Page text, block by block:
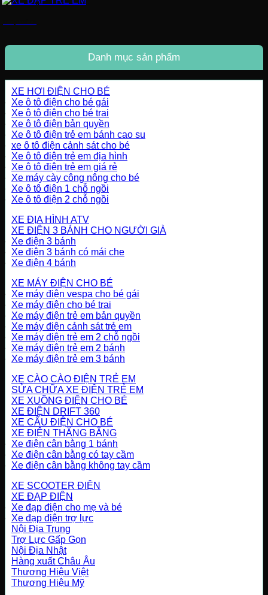
Danh mục sản phẩm
XE HƠI ĐIỆN CHO BÉ
Xe ô tô điện cho bé gái
Xe ô tô điện cho bé trai
Xe ô tô điện bản quyền
Xe ô tô điện trẻ em bánh cao su
xe ô tô điện cảnh sát cho bé
Xe ô tô điện trẻ em địa hình
Xe ô tô điện trẻ em giá rẻ
Xe máy cày công nông cho bé
Xe ô tô điện 1 chỗ ngồi
Xe ô tô điện 2 chỗ ngồi
XE ĐỊA HÌNH ATV
XE ĐIỆN 3 BÁNH CHO NGƯỜI GIÀ
Xe điện 3 bánh
Xe điện 3 bánh có mái che
Xe điện 4 bánh
XE MÁY ĐIỆN CHO BÉ
Xe máy điện vespa cho bé gái
Xe máy điện cho bé trai
Xe máy điện trẻ em bản quyền
Xe máy điện cảnh sát trẻ em
Xe máy điện trẻ em 2 chỗ ngồi
Xe máy điện trẻ em 2 bánh
Xe máy điện trẻ em 3 bánh
XE CÀO CÀO ĐIỆN TRẺ EM
SỬA CHỮA XE ĐIỆN TRẺ EM
XE XUỒNG ĐIỆN CHO BÉ
XE ĐIỆN DRIFT 360
XE CẨU ĐIỆN CHO BÉ
XE ĐIỆN THĂNG BẰNG
Xe điện cân bằng 1 bánh
Xe điện cân bằng có tay cầm
Xe điện cân bằng không tay cầm
XE SCOOTER ĐIỆN
XE ĐẠP ĐIỆN
Xe đạp điện cho mẹ và bé
Xe đạp điện trợ lực
Nội Địa Trung
Trợ Lực Gấp Gọn
Nội Địa Nhật
Hàng xuất Châu Âu
Thương Hiệu Việt
Thương Hiệu Mỹ